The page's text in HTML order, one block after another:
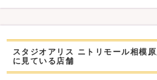
スタジオアリス ニトリモール相模
に見ている店舗